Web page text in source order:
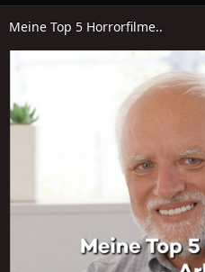
Meine Top 5 Horrorfilme..